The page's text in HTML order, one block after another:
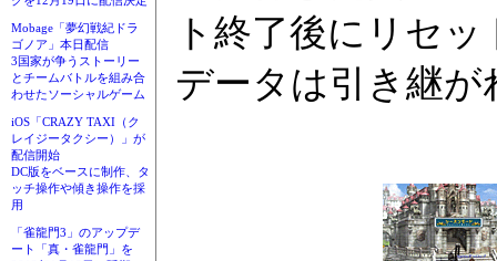
Mobage「夢幻戦紀ドラ
ゴノア」本日配信
3国家が争うストーリー
とチームバトルを組み合
わせたソーシャルゲーム
iOS「CRAZY TAXI（ク
レイジータクシー）」が
配信開始
DC版をベースに制作、タ
ッチ操作や傾き操作を採
用
「雀龍門3」のアップデ
ート「真・雀龍門」を
ト終了後にリセ
データは引き継